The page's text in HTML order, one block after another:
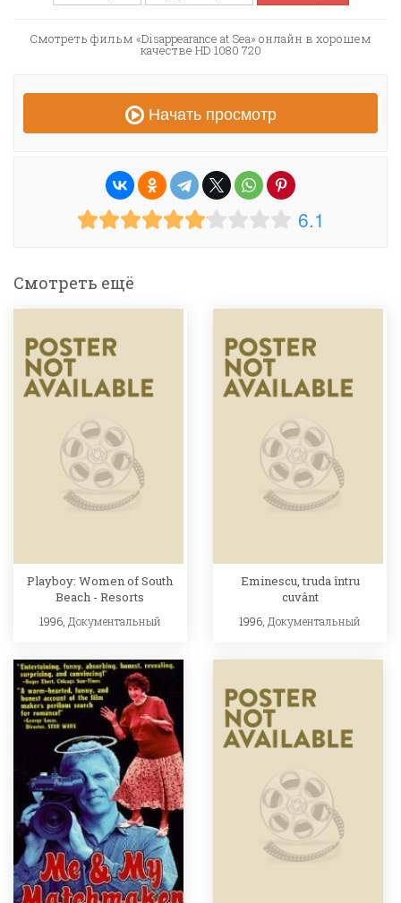
Смотреть фильм «Disappearance at Sea» онлайн в хорошем
качестве HD 1080 720
Начать просмотр
6.1
Смотреть ещё
Playboy: Women of South
Beach - Resorts
1996, Документальный
Eminescu, truda întru
cuvânt
1996, Документальный